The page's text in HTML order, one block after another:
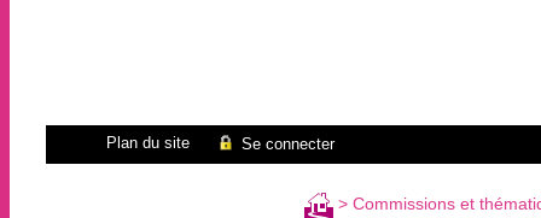
Plan du site Se connecter
> Commissions et